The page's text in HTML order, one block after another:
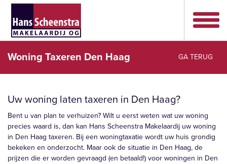
Woning Taxeren Den Haag GA TERUG
Uw woning laten taxeren in Den Haag?
Bent u van plan te verhuizen? Wilt u eerst weten wat uw woning
precies waard is, dan kan Hans Scheenstra Makelaardij uw woning
in Den Haag taxeren. Bij een woningtaxatie wordt uw huis grondig
bekeken en onderzocht. Maar ook de situatie in Den Haag, de
prijzen die er worden gevraagd (en betaald!) voor woningen in Den